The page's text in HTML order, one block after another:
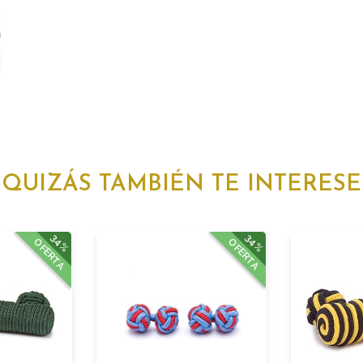
QUIZÁS TAMBIÉN TE INTERESE
34%
OFERTA 34%
OFERTA